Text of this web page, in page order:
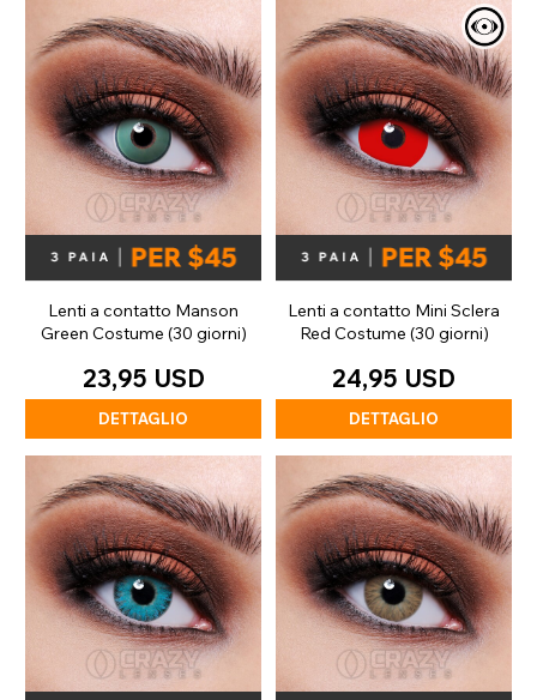
Lenti a contatto Manson
Green Costume (30 giorni)
23,95 USD
DETTAGLIO
Lenti a contatto Mini Sclera
Red Costume (30 giorni)
24,95 USD
DETTAGLIO